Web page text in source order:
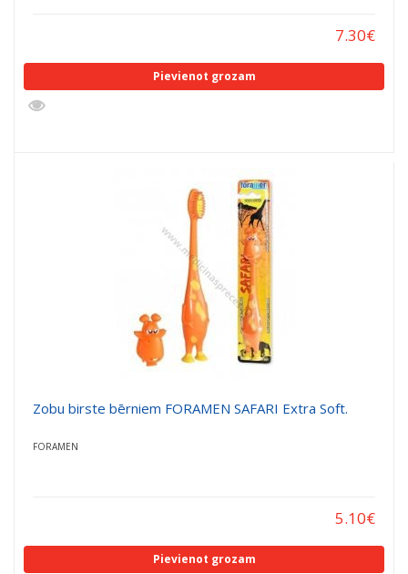
7.30€
Pievienot grozam
Zobu birste bērniem FORAMEN SAFARI Extra Soft.
FORAMEN
5.10€
Pievienot grozam